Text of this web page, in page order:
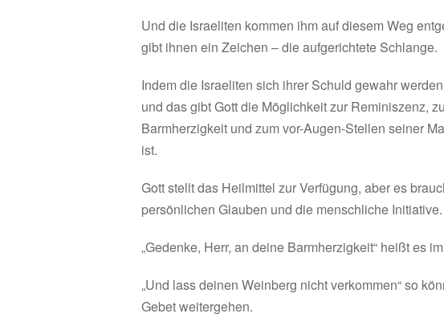
Und die Israeliten kommen ihm auf diesem Weg
gibt ihnen ein Zeichen – die aufgerichtete Schlange.
Indem die Israeliten sich ihrer Schuld gewahr
und das gibt Gott die Möglichkeit zur Reminiszenz,
Barmherzigkeit und zum vor-Augen-Stellen seiner
ist.
Gott stellt das Heilmittel zur Verfügung, aber es
persönlichen Glauben und die menschliche Initiative.
„Gedenke, Herr, an deine Barmherzigkeit“ heißt es
„Und lass deinen Weinberg nicht verkommen“ so
Gebet weitergehen.